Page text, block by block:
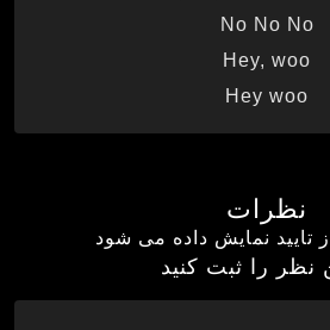
No No No
Hey, woo
Hey woo
نظرات
تایید نمایش داده می شود
نظر را ثبت کنید